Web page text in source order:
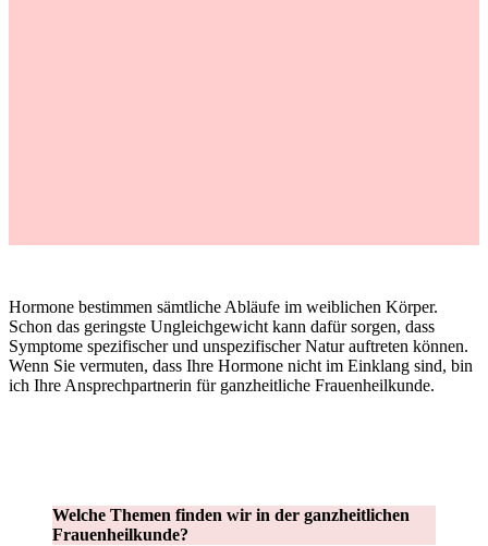
Hormone bestimmen sämtliche Abläufe im weiblichen Körper.
Schon das geringste Ungleichgewicht kann dafür sorgen, dass
Symptome spezifischer und unspezifischer Natur auftreten können.
Wenn Sie vermuten, dass Ihre Hormone nicht im Einklang sind, bin
ich Ihre Ansprechpartnerin für ganzheitliche Frauenheilkunde.
Welche Themen finden wir in der ganzheitlichen
Frauenheilkunde?